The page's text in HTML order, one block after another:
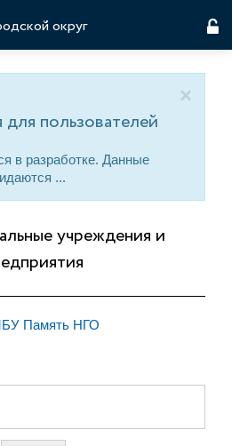
округ
×
пользователей
в разработке. Данные
...
учреждения и
Память НГО